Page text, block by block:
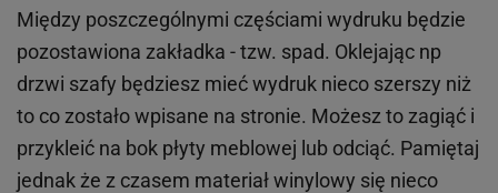
Między poszczególnymi częściami wydruku będzie
pozostawiona zakładka - tzw. spad. Oklejając np
drzwi szafy będziesz mieć wydruk nieco szerszy niż
to co zostało wpisane na stronie. Możesz to zagiąć i
przykleić na bok płyty meblowej lub odciąć. Pamiętaj
jednak że z czasem materiał winylowy się nieco